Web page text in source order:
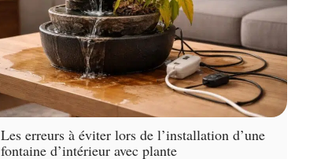
Les erreurs à éviter lors de l’installation d’une
fontaine d’intérieur avec plante